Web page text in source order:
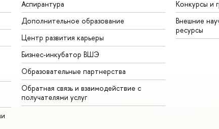
Аспирантура
Дополнительное образование
Центр развития карьеры
Бизнес-инкубатор ВШЭ
Образовательные партнерства
Обратная связь и взаимодействие с
получателями услуг
Конкурсы и
Внешние
ресурсы